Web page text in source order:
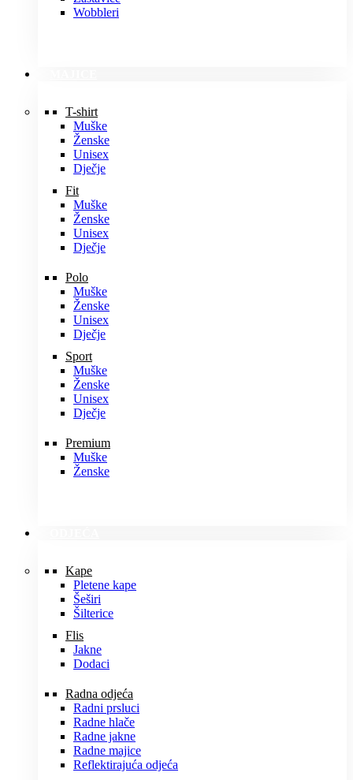
Wobbleri
T-shirt
Muške
Ženske
Unisex
Dječje
Fit
Muške
Ženske
Unisex
Dječje
Polo
Muške
Ženske
Unisex
Dječje
Sport
Muške
Ženske
Unisex
Dječje
Premium
Muške
Ženske
Kape
Pletene kape
Šeširi
Šilterice
Flis
Jakne
Dodaci
Radna odjeća
Radni prsluci
Radne hlače
Radne jakne
Radne majice
Reflektirajuća odjeća